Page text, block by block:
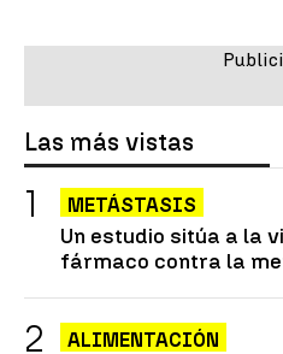
Las más vistas
METÁSTASIS
Un estudio sitúa a la
fármaco contra la
ALIMENTACIÓN